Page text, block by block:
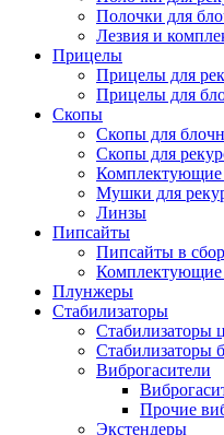
Полочки для
Лезвия и
Прицелы
Прицелы для
Прицелы для
Скопы
Скопы для
Скопы для
Комплектующие
Мушки для
Линзы
Пипсайты
Пипсайты в
Комплектующие
Плунжеры
Стабилизаторы
Стабилизаторы
Стабилизаторы
Виброгасители
Прочие
Экстендеры